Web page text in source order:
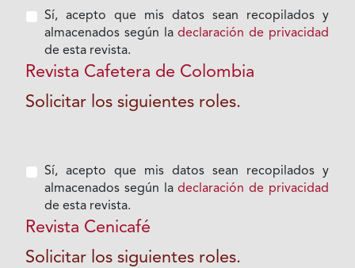
Sí, acepto que mis datos sean recopilados y
almacenados según ladeclaración de privacidad
de esta revista.
Revista Cafetera de Colombia
Solicitar los siguientes roles.
Sí, acepto que mis datos sean recopilados y
almacenados según ladeclaración de privacidad
de esta revista.
Revista Cenicafé
Solicitar los siguientes roles.